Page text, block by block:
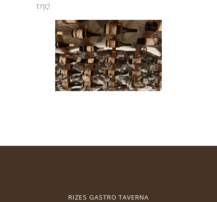
της!
RIZES GASTRO TAVERNA